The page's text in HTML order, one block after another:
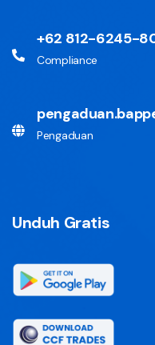
+62 812-6245-
Compliance
Pengaduan
Unduh Gratis